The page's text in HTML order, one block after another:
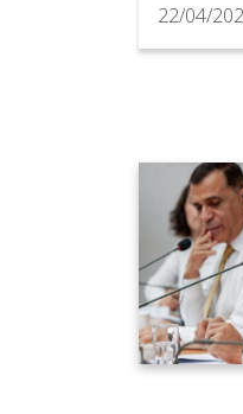
22/04/